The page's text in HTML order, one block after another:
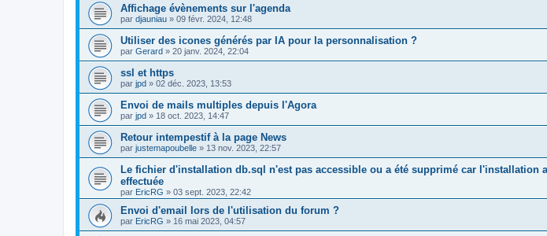
Affichage évènements sur l'agenda
par djauniau » 09 févr. 2024, 12:48
Utiliser des icones générés par IA pour la personnalisation ?
par Gerard » 20 janv. 2024, 22:04
ssl et https
par jpd » 02 déc. 2023, 13:53
Envoi de mails multiples depuis l'Agora
par jpd » 18 oct. 2023, 14:47
Retour intempestif à la page News
par justemapoubelle » 13 nov. 2023, 22:57
Le fichier d'installation db.sql n'est pas accessible ou a été supprimé car l'installation
effectuée
par EricRG » 03 sept. 2023, 22:42
Envoi d'email lors de l'utilisation du forum ?
par EricRG » 16 mai 2023, 04:57